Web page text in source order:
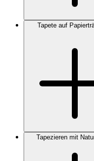
Tapete auf
Tapezieren mit